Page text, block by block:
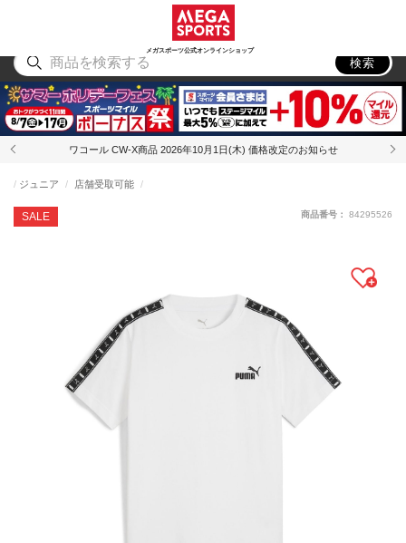
メガスポーツ公式オンラインショップ
アウトドア
検索
ワコール CW-X商品 2026年10月1日(木) 価格改定のお知らせ
SALE
ジュニア 店舗受取可能
商品番号： 84295526